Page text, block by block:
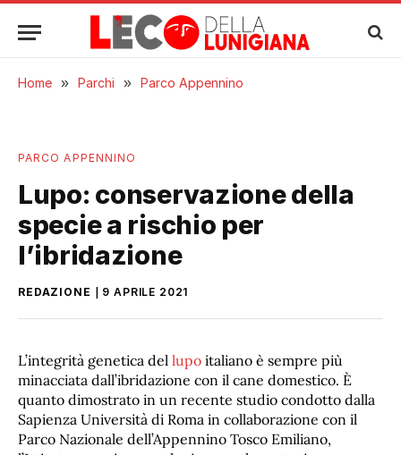
Home » Parchi » Parco Appennino
PARCO APPENNINO
Lupo: conservazione della
specie a rischio per
l’ibridazione
REDAZIONE 9 APRILE 2021
L’integrità genetica del lupo italiano è sempre più
minacciata dall’ibridazione con il cane domestico. È
quanto dimostrato in un recente studio condotto dalla
Sapienza Università di Roma in collaborazione con il
Parco Nazionale dell’Appennino Tosco Emiliano,